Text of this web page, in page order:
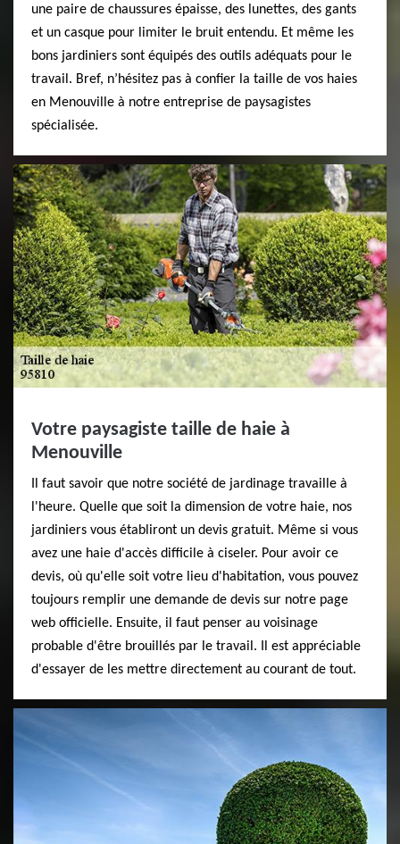
une paire de chaussures épaisse, des lunettes, des gants
et un casque pour limiter le bruit entendu. Et même les
bons jardiniers sont équipés des outils adéquats pour le
travail. Bref, n’hésitez pas à confier la taille de vos haies
en Menouville à notre entreprise de paysagistes
spécialisée.
Votre paysagiste taille de haie à
Menouville
Il faut savoir que notre société de jardinage travaille à
l'heure. Quelle que soit la dimension de votre haie, nos
jardiniers vous établiront un devis gratuit. Même si vous
avez une haie d'accès difficile à ciseler. Pour avoir ce
devis, où qu'elle soit votre lieu d'habitation, vous pouvez
toujours remplir une demande de devis sur notre page
web officielle. Ensuite, il faut penser au voisinage
probable d'être brouillés par le travail. Il est appréciable
d'essayer de les mettre directement au courant de tout.